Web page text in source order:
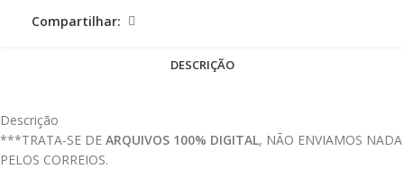
Compartilhar:
DESCRIÇÃO
Descrição
***TRATA-SE DE ARQUIVOS 100% DIGITAL, NÃO ENVIAMOS NADA
PELOS CORREIOS.